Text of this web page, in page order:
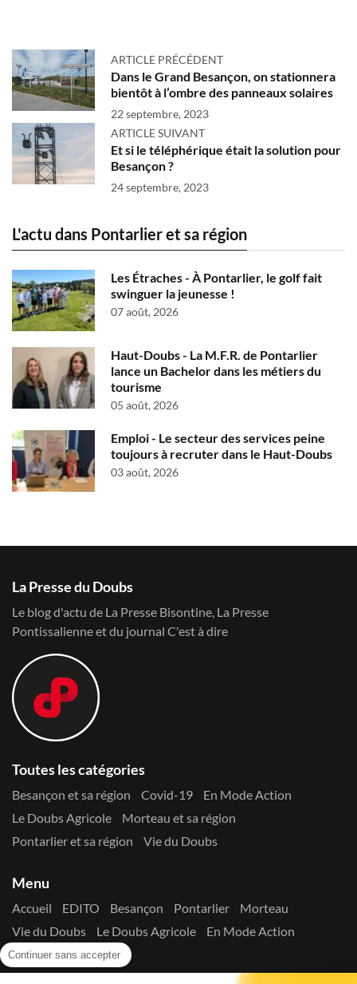
Continuer sans accepter
ARTICLE PRÉCÉDENT
Dans le Grand Besançon, on stationnera
bientôt à l’ombre des panneaux solaires
22 septembre, 2023
ARTICLE SUIVANT
Et si le téléphérique était la solution pour
Besançon ?
24 septembre, 2023
L'actu dans Pontarlier et sa région
Les Étraches - À Pontarlier, le golf fait
swinguer la jeunesse !
07 août, 2026
Haut-Doubs - La M.F.R. de Pontarlier
lance un Bachelor dans les métiers du
tourisme
05 août, 2026
Emploi - Le secteur des services peine
toujours à recruter dans le Haut-Doubs
03 août, 2026
La Presse du Doubs
Le blog d'actu de La Presse Bisontine, La Presse
Pontissalienne et du journal C'est à dire
Toutes les catégories
Besançon et sa région Covid-19
En Mode Action
Le Doubs Agricole
Morteau et sa région
Pontarlier et sa région
Vie du Doubs
Menu
Accueil EDITO Besançon Pontarlier
Morteau
Vie du Doubs
Le Doubs Agricole
En Mode Action
Contactez-nous !